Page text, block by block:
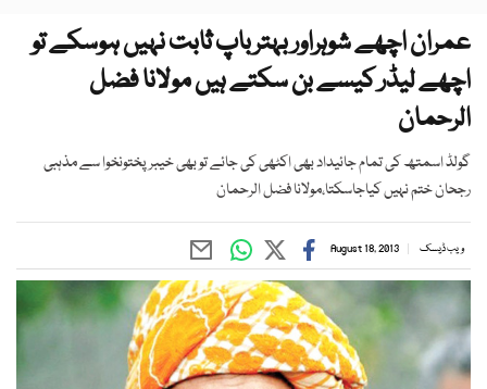
عمران اچھے شوہراور بہترباپ ثابت نہیں ہوسکے تو
اچھے لیڈر کیسے بن سکتے ہیں مولانا فضل
الرحمان
گولڈ اسمتھ کی تمام جائیداد بھی اکٹھی کی جائے تو بھی خیبر پختونخوا سے مذہبی
رجحان ختم نہیں کیاجاسکتا،مولانا فضل الرحمان
ویب ڈیسک August 18, 2013